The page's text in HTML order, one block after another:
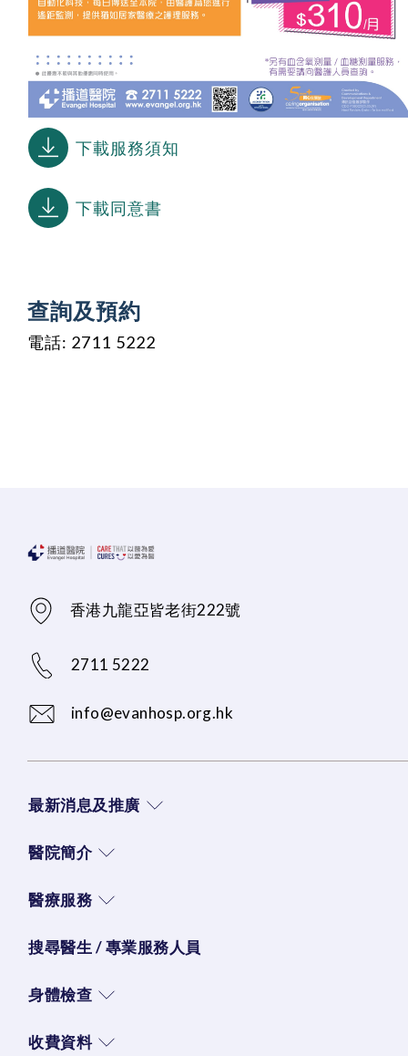
下載服務須知
下載同意書
查詢及預約
電話: 2711 5222
香港九龍亞皆老街222號
2711 5222
info@evanhosp.org.hk
最新消息及推廣
醫院簡介
醫療服務
搜尋醫生 / 專業服務人員
身體檢查
收費資料